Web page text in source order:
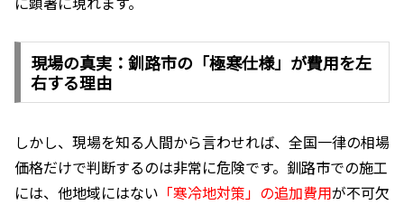
現場の真実：釧路市の「極寒仕様」が費用を左
右する理由
しかし、現場を知る人間から言わせれば、全国一律の相場
価格だけで判断するのは非常に危険です。釧路市での施工
には、他地域にはない 「寒冷地対策」の追加費用が不可欠